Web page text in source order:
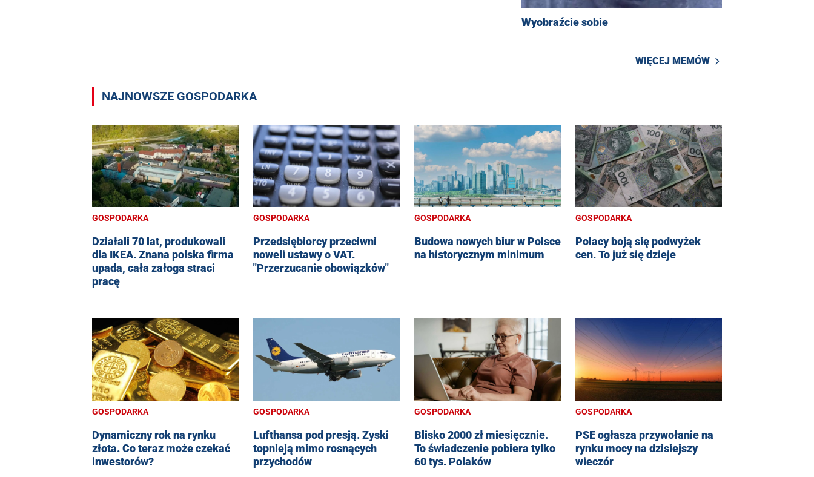
Wyobraźcie sobie
WIĘCEJ MEMÓW
NAJNOWSZE GOSPODARKA
GOSPODARKA
Działali 70 lat, produkowali
dla IKEA. Znana polska firma
upada, cała załoga straci
pracę
GOSPODARKA
Przedsiębiorcy przeciwni
noweli ustawy o VAT.
"Przerzucanie obowiązków"
GOSPODARKA
Budowa nowych biur w Polsce
na historycznym minimum
GOSPODARKA
Polacy boją się podwyżek
cen. To już się dzieje
GOSPODARKA
Dynamiczny rok na rynku
złota. Co teraz może czekać
inwestorów?
GOSPODARKA
Lufthansa pod presją. Zyski
topnieją mimo rosnących
przychodów
GOSPODARKA
Blisko 2000 zł miesięcznie.
To świadczenie pobiera tylko
60 tys. Polaków
GOSPODARKA
PSE ogłasza przywołanie na
rynku mocy na dzisiejszy
wieczór